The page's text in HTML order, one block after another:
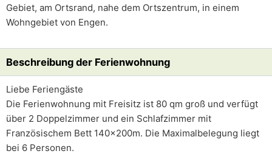
Gebiet, am Ortsrand, nahe dem Ortszentrum, in einem
Wohngebiet von Engen.
Beschreibung der Ferienwohnung
Liebe Feriengäste
Die Ferienwohnung mit Freisitz ist 80 qm groß und verfügt
über 2 Doppelzimmer und ein Schlafzimmer mit
Französischem Bett 140x200m. Die Maximalbelegung liegt
bei 6 Personen.